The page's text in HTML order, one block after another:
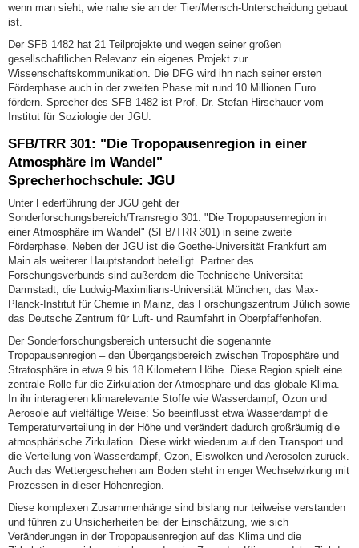
wenn man sieht, wie nahe sie an der Tier/Mensch-Unterscheidung gebaut
ist.
Der SFB 1482 hat 21 Teilprojekte und wegen seiner großen
gesellschaftlichen Relevanz ein eigenes Projekt zur
Wissenschaftskommunikation. Die DFG wird ihn nach seiner ersten
Förderphase auch in der zweiten Phase mit rund 10 Millionen Euro
fördern. Sprecher des SFB 1482 ist Prof. Dr. Stefan Hirschauer vom
Institut für Soziologie der JGU.
SFB/TRR 301: "Die Tropopausenregion in einer
Atmosphäre im Wandel"
Sprecherhochschule: JGU
Unter Federführung der JGU geht der
Sonderforschungsbereich/Transregio 301: "Die Tropopausenregion in
einer Atmosphäre im Wandel" (SFB/TRR 301) in seine zweite
Förderphase. Neben der JGU ist die Goethe-Universität Frankfurt am
Main als weiterer Hauptstandort beteiligt. Partner des
Forschungsverbunds sind außerdem die Technische Universität
Darmstadt, die Ludwig-Maximilians-Universität München, das Max-
Planck-Institut für Chemie in Mainz, das Forschungszentrum Jülich sowie
das Deutsche Zentrum für Luft- und Raumfahrt in Oberpfaffenhofen.
Der Sonderforschungsbereich untersucht die sogenannte
Tropopausenregion – den Übergangsbereich zwischen Troposphäre und
Stratosphäre in etwa 9 bis 18 Kilometern Höhe. Diese Region spielt eine
zentrale Rolle für die Zirkulation der Atmosphäre und das globale Klima.
In ihr interagieren klimarelevante Stoffe wie Wasserdampf, Ozon und
Aerosole auf vielfältige Weise: So beeinflusst etwa Wasserdampf die
Temperaturverteilung in der Höhe und verändert dadurch großräumig die
atmosphärische Zirkulation. Diese wirkt wiederum auf den Transport und
die Verteilung von Wasserdampf, Ozon, Eiswolken und Aerosolen zurück.
Auch das Wettergeschehen am Boden steht in enger Wechselwirkung mit
Prozessen in dieser Höhenregion.
Diese komplexen Zusammenhänge sind bislang nur teilweise verstanden
und führen zu Unsicherheiten bei der Einschätzung, wie sich
Veränderungen in der Tropopausenregion auf das Klima und die